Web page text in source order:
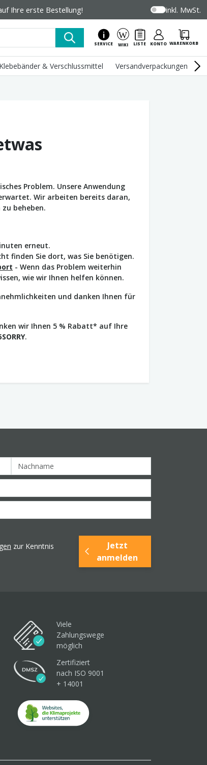
Ihre erste Bestellung! inkl. MwSt.
SERVICE WIKI LISTE KONTO WARENKORB
Klebebänder & Verschlussmittel Versandverpackungen
Problem. Unsere Anwendung
Wir arbeiten bereits daran,
beheben.
erneut.
finden Sie dort, was Sie benötigen.
- Wenn das Problem weiterhin
wie wir Ihnen helfen können.
und danken Ihnen für
wir Ihnen 5 % Rabatt* auf Ihre
.
zur Kenntnis
Jetzt
anmelden
Viele
Zahlungswege
möglich
Zertifiziert
nach ISO 9001
+ 14001